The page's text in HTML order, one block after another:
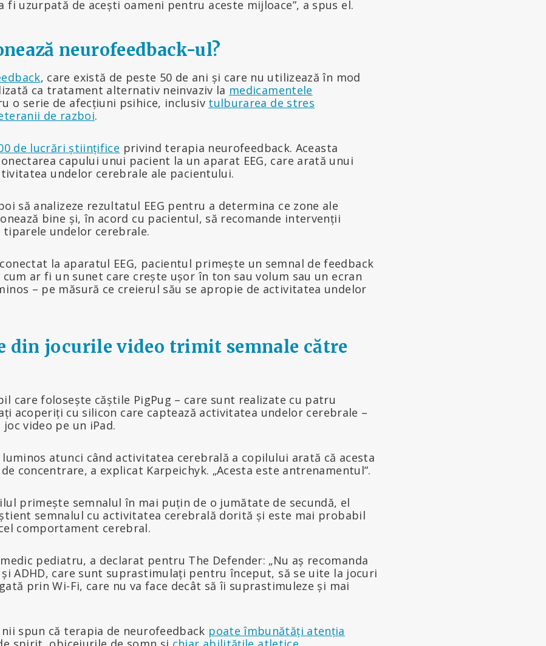
fi uzurpată de acești oameni pentru aceste mijloace”, a spus el.
neurofeedback-ul?
, care există de peste 50 de ani și care nu utilizează în mod
ca tratament alternativ neinvaziv la medicamentele
o serie de afecțiuni psihice, inclusiv tulburarea de stres
de razboi.
de lucrări științifice privind terapia neurofeedback. Aceasta
capului unui pacient la un aparat EEG, care arată unui
undelor cerebrale ale pacientului.
să analizeze rezultatul EEG pentru a determina ce zone ale
bine și, în acord cu pacientul, să recomande intervenții
undelor cerebrale.
la aparatul EEG, pacientul primește un semnal de feedback
ar fi un sunet care crește ușor în ton sau volum sau un ecran
– pe măsură ce creierul său se apropie de activitatea undelor
din jocurile video trimit semnale către
care folosește căștile PigPug – care sunt realizate cu patru
acoperiți cu silicon care captează activitatea undelor cerebrale –
video pe un iPad.
luminos atunci când activitatea cerebrală a copilului arată că acesta
concentrare, a explicat Karpeichyk. „Acesta este antrenamentul”.
primește semnalul în mai puțin de o jumătate de secundă, el
semnalul cu activitatea cerebrală dorită și este mai probabil
comportament cerebral.
pediatru, a declarat pentru The Defender: „Nu aș recomanda
ADHD, care sunt suprastimulați pentru început, să se uite la jocuri
prin Wi-Fi, care nu va face decât să îi suprastimuleze și mai
spun că terapia de neurofeedback poate îmbunătăți atenția